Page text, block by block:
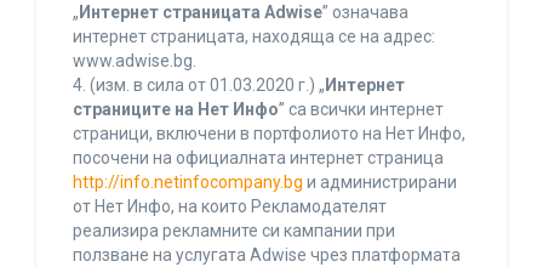
„ Интернет страницата Adwise” означава
интернет страницата, находяща се на адрес:
www.adwise.bg.
4. (изм. в сила от 01.03.2020 г.) „ Интернет
страниците на Нет Инфо” са всички интернет
страници, включени в портфолиото на Нет Инфо,
посочени на официалната интернет страница
http://info.netinfocompany.bg и администрирани
от Нет Инфо, на които Рекламодателят
реализира рекламните си кампании при
ползване на услугата Adwise чрез платформата